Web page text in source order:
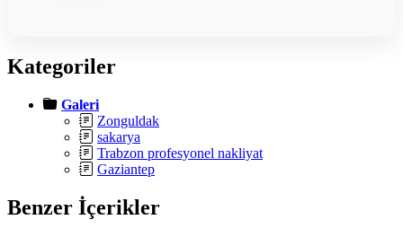
Kategoriler
Galeri
Zonguldak
sakarya
Trabzon profesyonel nakliyat
Gaziantep
Benzer İçerikler